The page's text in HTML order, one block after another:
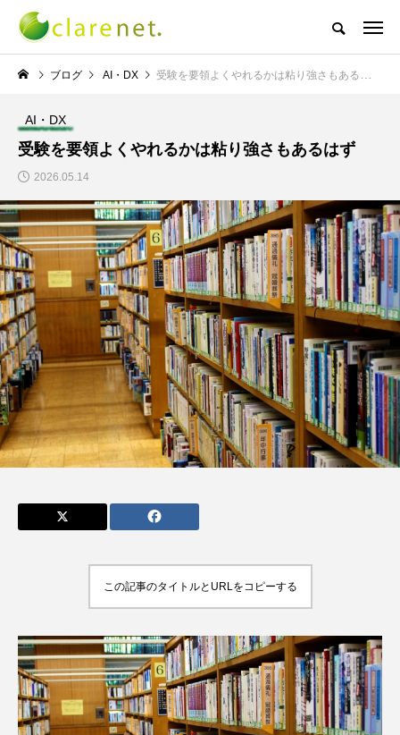
株式会社クレアネットの代表取締役ブログ
NEW POST
TECH BLOG
エレベーター広告とか
言うのか何なのか
admin
2026.04.10
W杯の優勝を目指す日
本代表と目標設定
admin
2026.07.17
ブログ AI・DX 受験を要領よくやれるかは粘り強さもあるはず
AI・DX
受験を要領よくやれるかは粘り強さもあるはず
2026.05.14
この記事のタイトルとURLをコピーする